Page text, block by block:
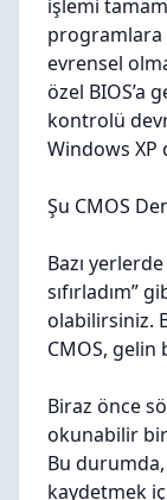
işlemi
programlara
evrensel
özel BIOS’a
kontrolü
Windows XP
Şu CMOS
Bazı yerlerde
sıfırladım”
olabilirsiniz.
CMOS, gelin
Biraz önce
okunabilir bir
Bu durumda,
kaydetmek